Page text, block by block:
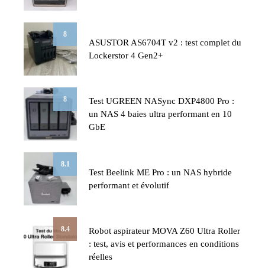
8
ASUSTOR AS6704T v2 : test complet du
Lockerstor 4 Gen2+
8
Test UGREEN NASync DXP4800 Pro :
un NAS 4 baies ultra performant en 10
GbE
8.1
Test Beelink ME Pro : un NAS hybride
performant et évolutif
8.4
Robot aspirateur MOVA Z60 Ultra Roller
: test, avis et performances en conditions
réelles